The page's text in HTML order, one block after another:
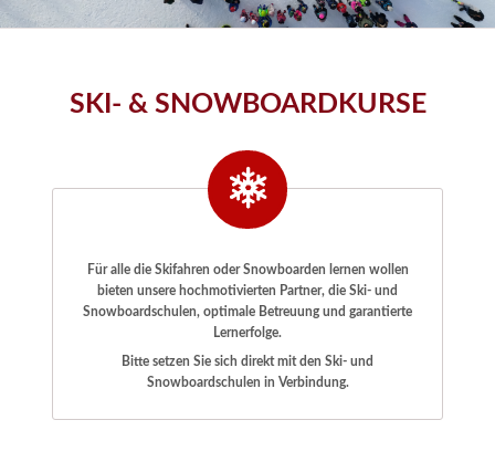
SKI- & SNOWBOARDKURSE
Für alle die Skifahren oder Snowboarden lernen wollen
bieten unsere hochmotivierten Partner, die Ski- und
Snowboardschulen, optimale Betreuung und garantierte
Lernerfolge.
Bitte setzen Sie sich direkt mit den Ski- und
Snowboardschulen in Verbindung.